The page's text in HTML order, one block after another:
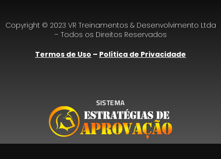
Copyright © 2023 VR Treinamentos & Desenvolvimento Ltda
– Todos os Direitos Reservados
Termos de Uso – Política de Privacidade
SISTEMA